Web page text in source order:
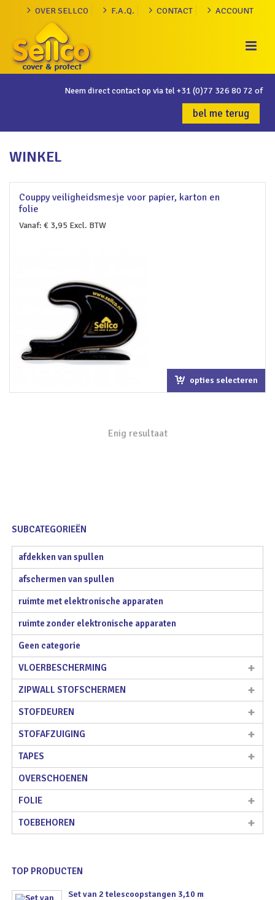
OVER SELLCO F.A.Q. CONTACT ACCOUNT
Neem direct contact op via tel+31 (0)77 326 80 72 of
bel me terug
WINKEL
Couppy veiligheidsmesje voor papier, karton en
folie
Vanaf: € 3,95 Excl. BTW
opties selecteren
Enig resultaat
SUBCATEGORIEËN
afdekken van spullen
afschermen van spullen
ruimte met elektronische apparaten
ruimte zonder elektronische apparaten
Geen categorie
VLOERBESCHERMING
ZIPWALL STOFSCHERMEN
STOFDEUREN
STOFAFZUIGING
TAPES
OVERSCHOENEN
FOLIE
TOEBEHOREN
TOP PRODUCTEN
Set van 2 telescoopstangen 3,10 m